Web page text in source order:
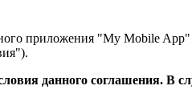
приложения "My Mobile
данного соглашения. В